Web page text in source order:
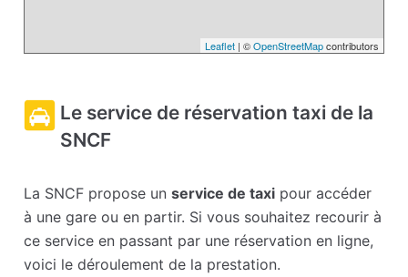
Leaflet| ©OpenStreetMapcontributors
Le service de réservation taxi de la
SNCF
La SNCF propose unservice de taxi pour accéder
à une gare ou en partir. Si vous souhaitez recourir à
ce service en passant par une réservation en ligne,
voici le déroulement de la prestation.